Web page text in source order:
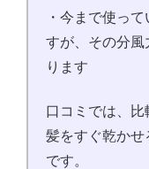
・今まで使っ
すが、その分
ります
口コミでは、
髪をすぐ乾かせ
です。